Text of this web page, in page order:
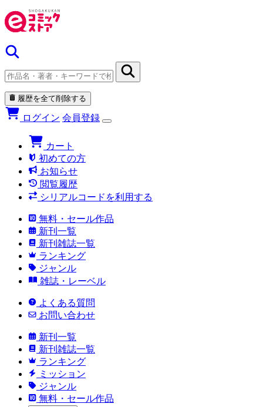
履歴を全て削除する
ログイン 会員登録
カート
初めての方
お知らせ
閲覧履歴
シリアルコードを利用する
無料・セール作品
新刊一覧
新刊雑誌一覧
ランキング
ジャンル
雑誌・レーベル
よくある質問
お問い合わせ
新刊一覧
新刊雑誌一覧
ランキング
ミッション
ジャンル
無料・セール作品